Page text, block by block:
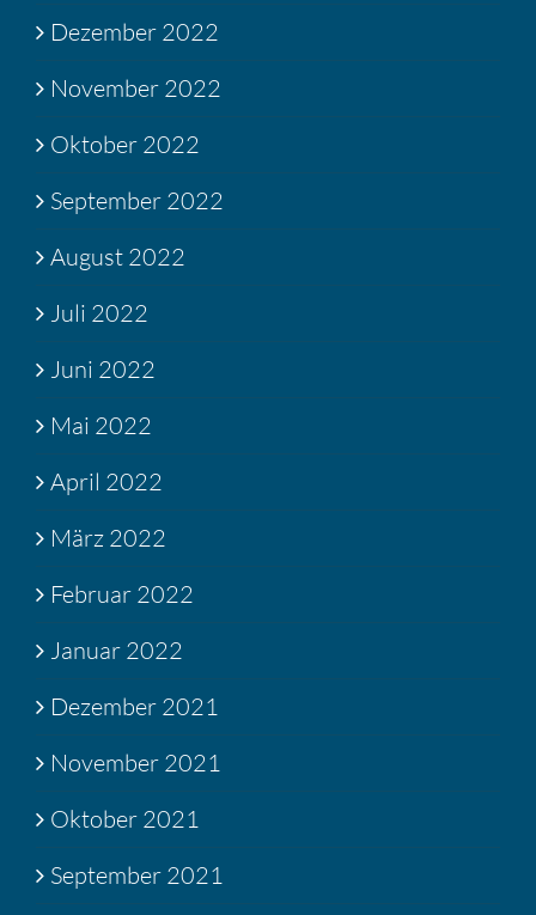
Dezember 2022
November 2022
Oktober 2022
September 2022
August 2022
Juli 2022
Juni 2022
Mai 2022
April 2022
März 2022
Februar 2022
Januar 2022
Dezember 2021
November 2021
Oktober 2021
September 2021